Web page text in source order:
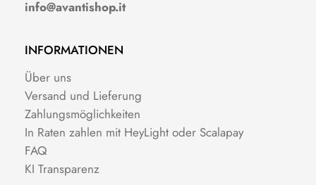
info@avantishop.it
INFORMATIONEN
Über uns
Versand und Lieferung
Zahlungsmöglichkeiten
In Raten zahlen mit HeyLight oder Scalapay
FAQ
KI Transparenz